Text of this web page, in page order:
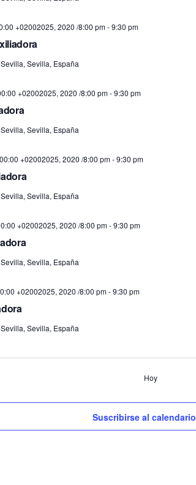
+02002025, 2020 /8:00 pm-9:30 pm
Sevilla, España
+02002025, 2020 /8:00 pm-9:30 pm
Sevilla, España
+02002025, 2020 /8:00 pm-9:30 pm
Sevilla, España
+02002025, 2020 /8:00 pm-9:30 pm
Sevilla, España
+02002025, 2020 /8:00 pm-9:30 pm
Sevilla, España
Hoy
Suscribirse al calendario